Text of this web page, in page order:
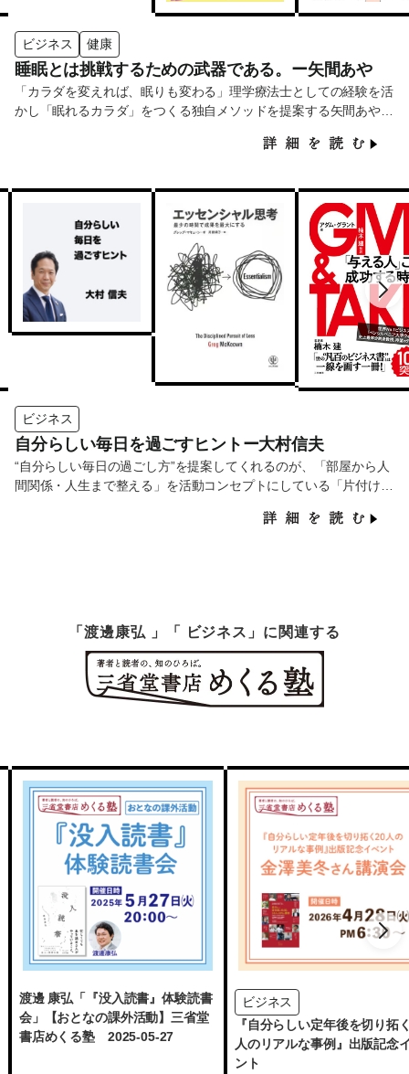
ビジネス 健康
睡眠とは挑戦するための武器である。ー矢間あや
「カラダを変えれば、眠りも変わる」理学療法士としての経験を活
かし「眠れるカラダ」をつくる独自メソッドを提案する矢間あやさ
ビジネス
自分らしい毎日を過ごすヒントー大村信夫
“自分らしい毎日の過ごし方”を提案してくれるのが、「部屋から人
間関係・人生まで整える」を活動コンセプトにしている「片付けパ
「渡邊康弘 」「 ビジネス」に関連する
渡邊 康弘「『没入読書』体験読書
会」【おとなの課外活動】三省堂
書店めくる塾 2025-05-27
ビジネス
『自分らしい定年後を切り拓
人のリアルな事例』出版記念
ント